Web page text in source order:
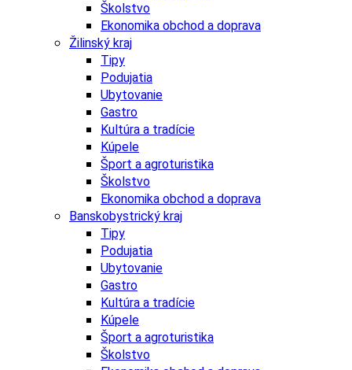
Školstvo
Ekonomika obchod a doprava
Žilinský kraj
Tipy
Podujatia
Ubytovanie
Gastro
Kultúra a tradície
Kúpele
Šport a agroturistika
Školstvo
Ekonomika obchod a doprava
Banskobystrický kraj
Tipy
Podujatia
Ubytovanie
Gastro
Kultúra a tradície
Kúpele
Šport a agroturistika
Školstvo